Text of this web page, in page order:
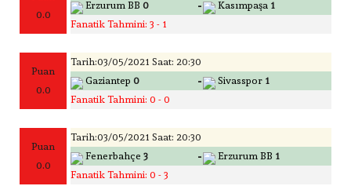
0.0
Erzurum BB 0 - Kasımpaşa 1
Fanatik Tahmini: 3 - 1
Puan
0.0
Tarih:03/05/2021 Saat: 20:30
Gaziantep 0 - Sivasspor 1
Fanatik Tahmini: 0 - 0
Puan
0.0
Tarih:03/05/2021 Saat: 20:30
Fenerbahçe 3 - Erzurum BB 1
Fanatik Tahmini: 0 - 3